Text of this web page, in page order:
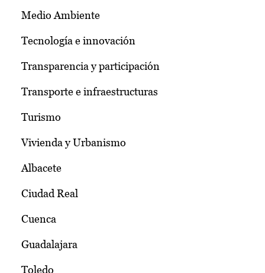
Medio Ambiente
Tecnología e innovación
Transparencia y participación
Transporte e infraestructuras
Turismo
Vivienda y Urbanismo
Albacete
Ciudad Real
Cuenca
Guadalajara
Toledo